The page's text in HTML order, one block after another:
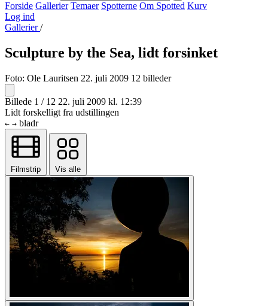
Forside Gallerier Temaer Spotterne Om Spotted Kurv
Log ind
Gallerier/
Sculpture by the Sea, lidt forsinket
Foto: Ole Lauritsen 22. juli 2009 12 billeder
Billede 1 / 12 22. juli 2009 kl. 12:39
Lidt forskelligt fra udstillingen
← → bladr
Filmstrip Vis alle